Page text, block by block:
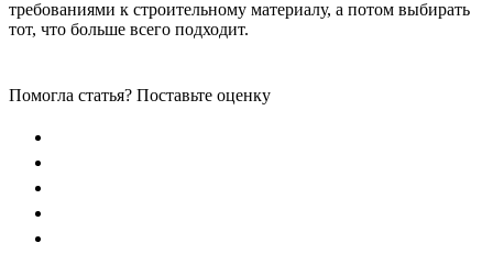
требованиями к строительному материалу, а потом выбирать
тот, что больше всего подходит.
Помогла статья? Поставьте оценку